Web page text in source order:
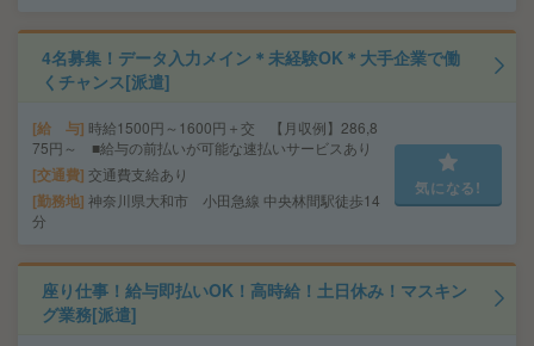
4名募集！データ入力メイン＊未経験OK＊大手企業で働
くチャンス[派遣]
給 与 時給1500円～1600円＋交 【月収例】286,8
75円～ ■給与の前払いが可能な速払いサービスあり
交通費 交通費支給あり
勤務地 神奈川県大和市 小田急線 中央林間駅徒歩14
分
気になる!
座り仕事！給与即払いOK！高時給！土日休み！マスキン
グ業務[派遣]